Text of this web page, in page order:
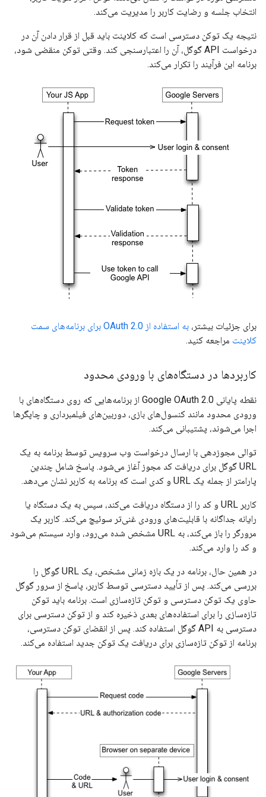
انتخاب جلسه و رضایت کاربر را مدیریت می‌کند.
نتیجه یک توکن دسترسی است که کلاینت باید قبل از قرار دادن آن در
درخواست API گوگل، آن را اعتبارسنجی کند. وقتی توکن منقضی شود،
برنامه این فرآیند را تکرار می‌کند.
برای جزئیات بیشتر،
به استفاده از OAuth 2.0 برای برنامه‌های سمت
کلاینت مراجعه کنید.
کاربردها در دستگاه‌های با ورودی محدود
نقطه پایانی Google OAuth 2.0 از برنامه‌هایی که روی دستگاه‌های با
ورودی محدود مانند کنسول‌های بازی، دوربین‌های فیلمبرداری و چاپگرها
اجرا می‌شوند، پشتیبانی می‌کند.
توالی مجوزدهی با ارسال درخواست وب سرویس توسط برنامه به یک
URL گوگل برای دریافت کد مجوز آغاز می‌شود. پاسخ شامل چندین
پارامتر از جمله یک URL و کدی است که برنامه به کاربر نشان می‌دهد.
کاربر URL و کد را از دستگاه دریافت می‌کند، سپس به یک دستگاه یا
رایانه جداگانه با قابلیت‌های ورودی غنی‌تر سوئیچ می‌کند. کاربر یک
مرورگر را باز می‌کند، به URL مشخص شده می‌رود، وارد سیستم می‌شود
و کد را وارد می‌کند.
در همین حال، برنامه در یک بازه زمانی مشخص، یک URL گوگل را
بررسی می‌کند. پس از تأیید دسترسی توسط کاربر، پاسخ از سرور گوگل
حاوی یک توکن دسترسی و توکن تازه‌سازی است. برنامه باید توکن
تازه‌سازی را برای استفاده‌های بعدی ذخیره کند و از توکن دسترسی برای
دسترسی به API گوگل استفاده کند. پس از انقضای توکن دسترسی،
برنامه از توکن تازه‌سازی برای دریافت یک توکن جدید استفاده می‌کند.